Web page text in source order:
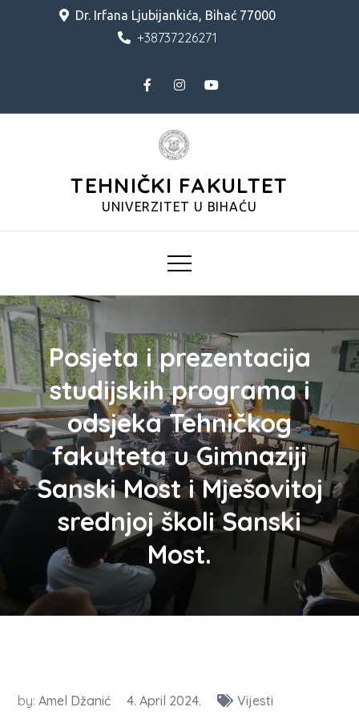
Dr. Irfana Ljubijankića, Bihać 77000
+38737226271
TEHNIČKI FAKULTET
UNIVERZITET U BIHAĆU
Posjeta i prezentacija
studijskih programa i
odsjeka Tehničkog
fakulteta u Gimnaziji
Sanski Most i Mješovitoj
srednjoj školi Sanski
Most.
by:Amel Džanić 4. April 2024. Vijesti